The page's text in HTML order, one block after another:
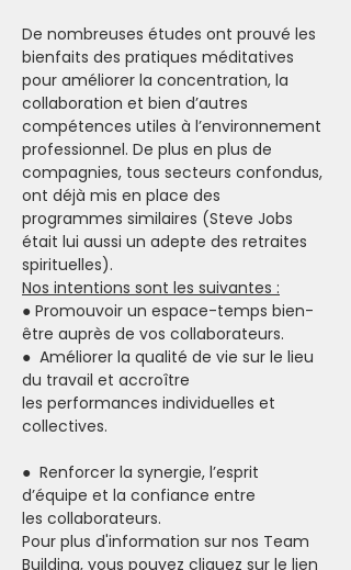
De nombreuses études ont prouvé les
bienfaits des pratiques méditatives
pour améliorer la concentration, la
collaboration et bien d’autres
compétences utiles à l’environnement
professionnel. De plus en plus de
compagnies, tous secteurs confondus,
ont déjà mis en place des
programmes similaires (Steve Jobs
était lui aussi un adepte des retraites
spirituelles).
Nos intentions sont les suivantes :
● Promouvoir un espace-temps bien-
être auprès de vos collaborateurs.
●  Améliorer la qualité de vie sur le lieu
du travail et accroître
les performances individuelles et
collectives.
●  Renforcer la synergie, l’esprit
d’équipe et la confiance entre
les collaborateurs.
Pour plus d'information sur nos Team
Building, vous pouvez cliquez sur le lien